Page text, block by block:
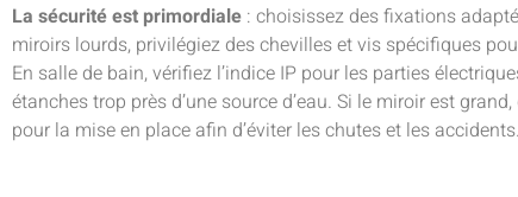
La sécurité est primordiale : choisissez des fixations
miroirs lourds, privilégiez des chevilles et vis spécifiques
En salle de bain, vérifiez l’indice IP pour les parties
étanches trop près d’une source d’eau. Si le miroir est
pour la mise en place afin d’éviter les chutes et les accidents.